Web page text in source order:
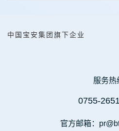
中国宝安集团旗下企业
服务热
0755-
官方邮箱：